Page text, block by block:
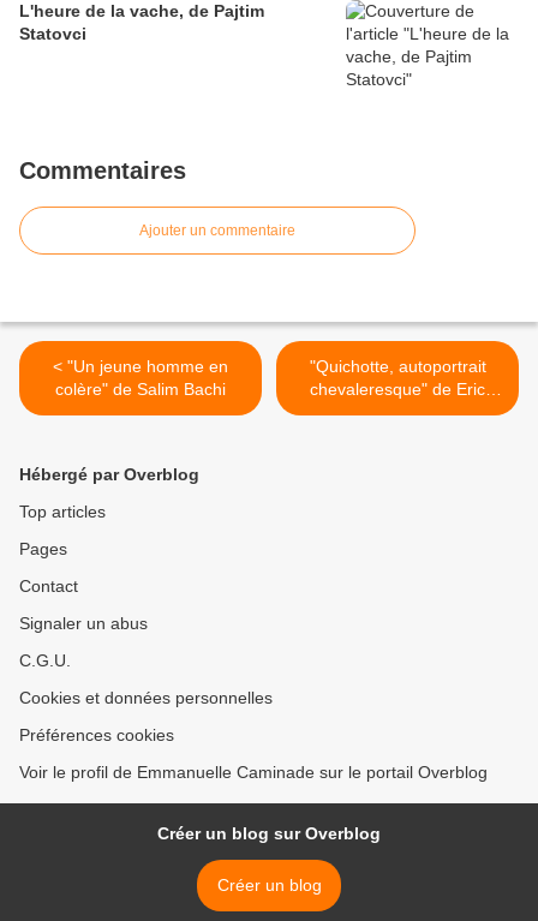
L'heure de la vache, de Pajtim
Statovci
Commentaires
Ajouter un commentaire
< "Un jeune homme en
colère" de Salim Bachi
"Quichotte, autoportrait
chevaleresque" de Eric
Pessan >
Hébergé par Overblog
Top articles
Pages
Contact
Signaler un abus
C.G.U.
Cookies et données personnelles
Préférences cookies
Voir le profil de Emmanuelle Caminade sur le portail Overblog
Créer un blog sur Overblog
Créer un blog